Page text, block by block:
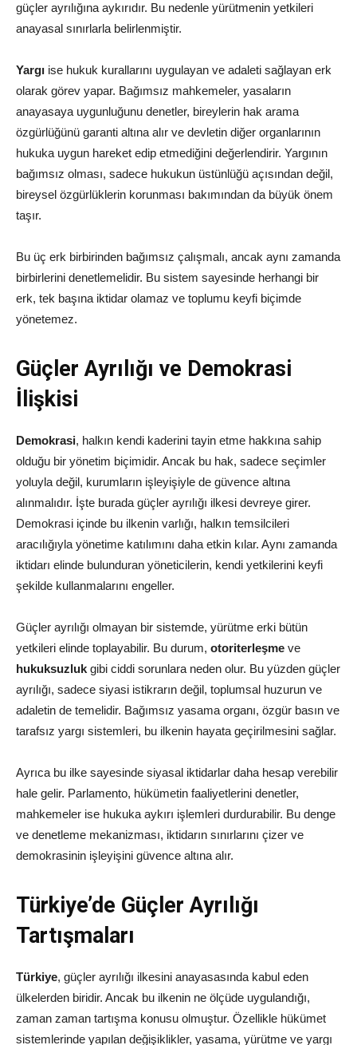
güçler ayrılığına aykırıdır. Bu nedenle yürütmenin yetkileri
anayasal sınırlarla belirlenmiştir.
Yargı ise hukuk kurallarını uygulayan ve adaleti sağlayan erk
olarak görev yapar. Bağımsız mahkemeler, yasaların
anayasaya uygunluğunu denetler, bireylerin hak arama
özgürlüğünü garanti altına alır ve devletin diğer organlarının
hukuka uygun hareket edip etmediğini değerlendirir. Yargının
bağımsız olması, sadece hukukun üstünlüğü açısından değil,
bireysel özgürlüklerin korunması bakımından da büyük önem
taşır.
Bu üç erk birbirinden bağımsız çalışmalı, ancak aynı zamanda
birbirlerini denetlemelidir. Bu sistem sayesinde herhangi bir
erk, tek başına iktidar olamaz ve toplumu keyfi biçimde
yönetemez.
Güçler Ayrılığı ve Demokrasi
İlişkisi
Demokrasi, halkın kendi kaderini tayin etme hakkına sahip
olduğu bir yönetim biçimidir. Ancak bu hak, sadece seçimler
yoluyla değil, kurumların işleyişiyle de güvence altına
alınmalıdır. İşte burada güçler ayrılığı ilkesi devreye girer.
Demokrasi içinde bu ilkenin varlığı, halkın temsilcileri
aracılığıyla yönetime katılımını daha etkin kılar. Aynı zamanda
iktidarı elinde bulunduran yöneticilerin, kendi yetkilerini keyfi
şekilde kullanmalarını engeller.
Güçler ayrılığı olmayan bir sistemde, yürütme erki bütün
yetkileri elinde toplayabilir. Bu durum, otoriterleşme ve
hukuksuzluk gibi ciddi sorunlara neden olur. Bu yüzden güçler
ayrılığı, sadece siyasi istikrarın değil, toplumsal huzurun ve
adaletin de temelidir. Bağımsız yasama organı, özgür basın ve
tarafsız yargı sistemleri, bu ilkenin hayata geçirilmesini sağlar.
Ayrıca bu ilke sayesinde siyasal iktidarlar daha hesap verebilir
hale gelir. Parlamento, hükümetin faaliyetlerini denetler,
mahkemeler ise hukuka aykırı işlemleri durdurabilir. Bu denge
ve denetleme mekanizması, iktidarın sınırlarını çizer ve
demokrasinin işleyişini güvence altına alır.
Türkiye’de Güçler Ayrılığı
Tartışmaları
Türkiye, güçler ayrılığı ilkesini anayasasında kabul eden
ülkelerden biridir. Ancak bu ilkenin ne ölçüde uygulandığı,
zaman zaman tartışma konusu olmuştur. Özellikle hükümet
sistemlerinde yapılan değişiklikler, yasama, yürütme ve yargı